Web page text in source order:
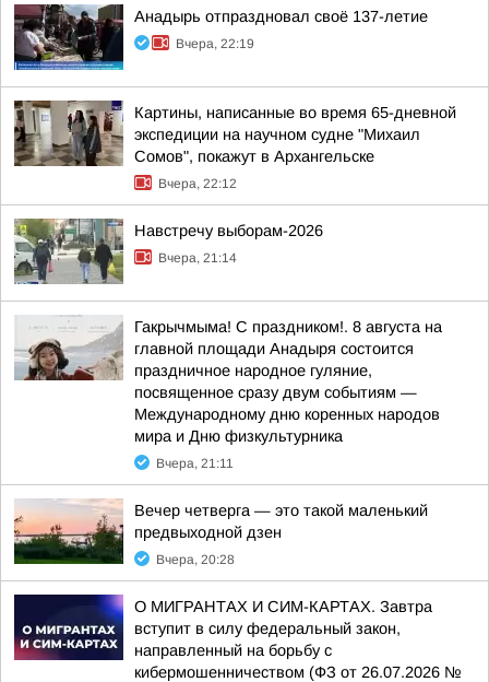
Анадырь отпраздновал своё 137-летие
Вчера, 22:19
Картины, написанные во время 65-дневной
экспедиции на научном судне "Михаил
Сомов", покажут в Архангельске
Вчера, 22:12
Навстречу выборам-2026
Вчера, 21:14
Гакрычмыма! С праздником!. 8 августа на
главной площади Анадыря состоится
праздничное народное гуляние,
посвященное сразу двум событиям —
Международному дню коренных народов
мира и Дню физкультурника
Вчера, 21:11
Вечер четверга — это такой маленький
предвыходной дзен
Вчера, 20:28
О МИГРАНТАХ И СИМ-КАРТАХ. Завтра
вступит в силу федеральный закон,
направленный на борьбу с
кибермошенничеством (ФЗ от 26.07.2026 №